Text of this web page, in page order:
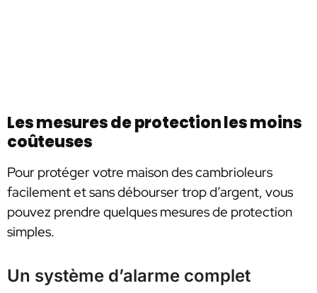
Les mesures de protection les moins
coûteuses
Pour protéger votre maison des cambrioleurs
facilement et sans débourser trop d’argent, vous
pouvez prendre quelques mesures de protection
simples.
Un système d’alarme complet